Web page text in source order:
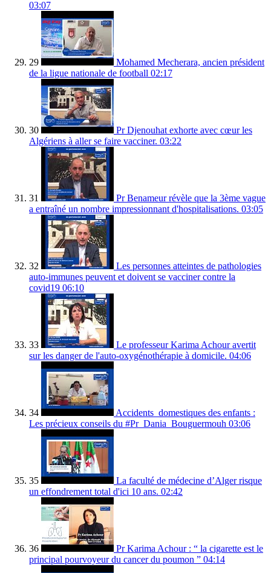
03:07
29
Mohamed Mecherara, ancien président
de la ligue nationale de football 02:17
30
Pr Djenouhat exhorte avec cœur les
Algériens à aller se faire vacciner. 03:22
31
Pr Benameur révèle que la 3ème vague
a entraîné un nombre impressionnant d'hospitalisations. 03:05
32
Les personnes atteintes de pathologies
auto-immunes peuvent et doivent se vacciner contre la
covid19 06:10
33
Le professeur Karima Achour avertit
sur les danger de l'auto-oxygénothérapie à domicile. 04:06
34
Accidents_domestiques des enfants :
Les précieux conseils du #Pr_Dania_Bouguermouh 03:06
35
La faculté de médecine d’Alger risque
un effondrement total d'ici 10 ans. 02:42
36
Pr Karima Achour : “ la cigarette est le
principal pourvoyeur du cancer du poumon ” 04:14